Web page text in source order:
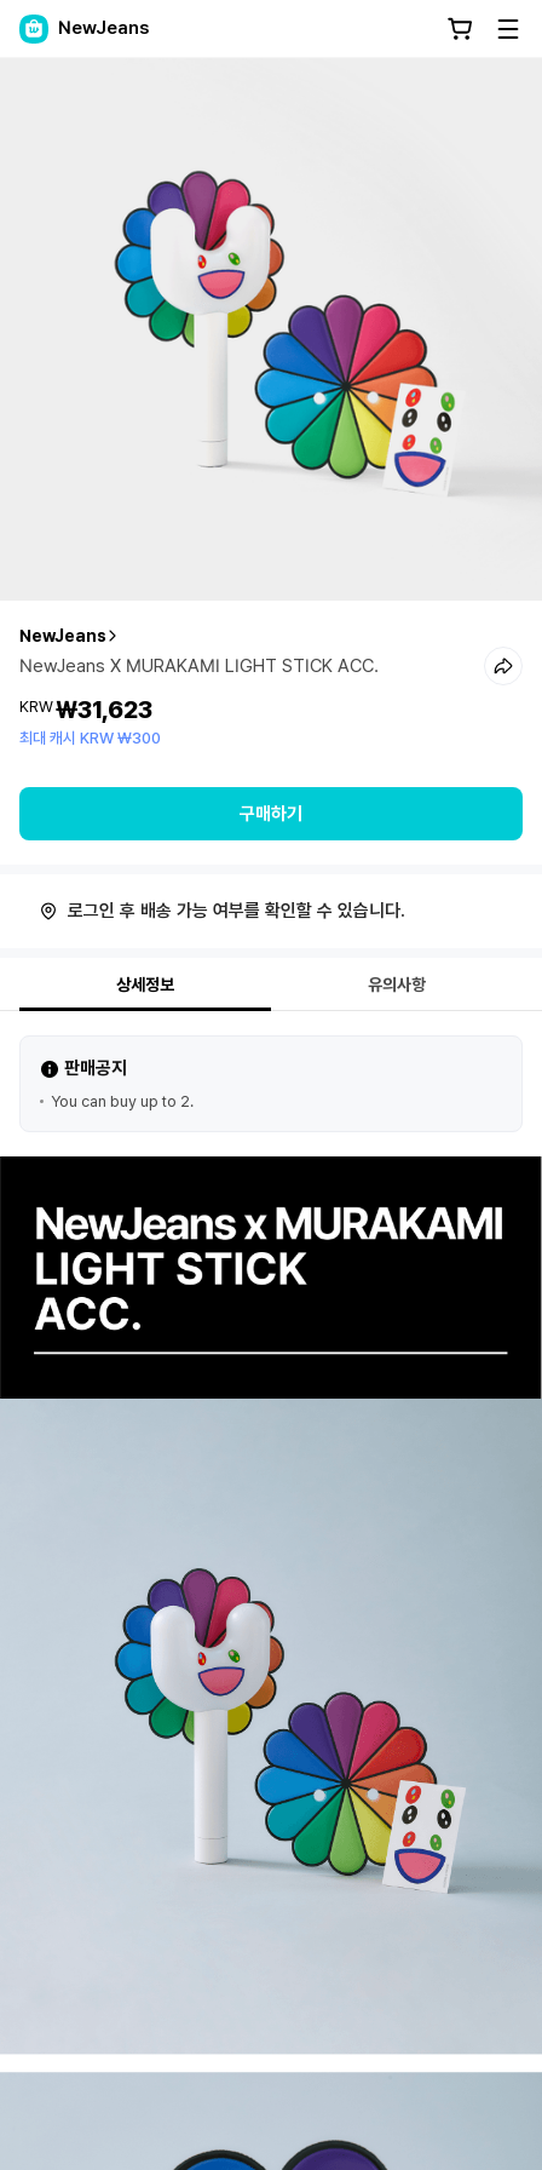
NewJeans
NewJeans
NewJeans X MURAKAMI LIGHT STICK ACC.
KRW₩31,623
최대 캐시 KRW ₩300
구매하기
로그인 후 배송 가능 여부를 확인할 수 있습니다.
상세정보 유의사항
판매공지
You can buy up to 2.